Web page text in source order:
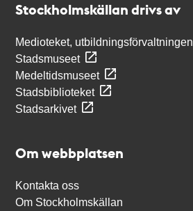
Stockholmskällan drivs av
Medioteket, utbildningsförvaltningen
Stadsmuseet
Medeltidsmuseet
Stadsbiblioteket
Stadsarkivet
Om webbplatsen
Kontakta oss
Om Stockholmskällan